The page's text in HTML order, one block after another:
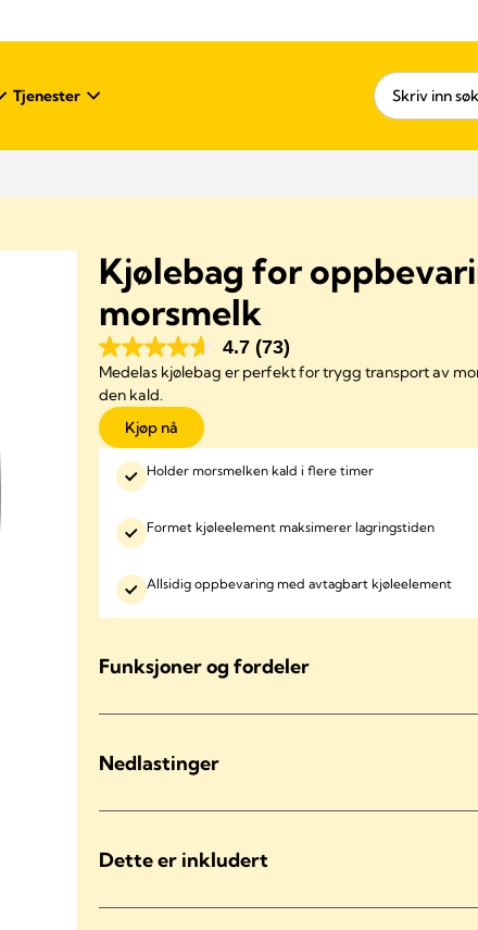
Tjenester
Kjølebag for
morsmelk
4.7 (73)
Medelas kjølebag er perfekt for trygg transport av
den kald.
Kjøp nå
Holder morsmelken kald i flere timer
Formet kjøleelement maksimerer lagringstiden
Allsidig oppbevaring med avtagbart kjøleelement
Funksjoner og fordeler
Nedlastinger
Dette er inkludert